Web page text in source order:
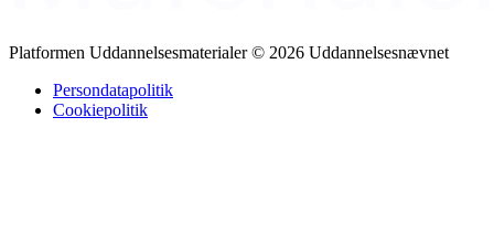
Platformen Uddannelsesmaterialer © 2026 Uddannelsesnævnet
Persondatapolitik
Cookiepolitik